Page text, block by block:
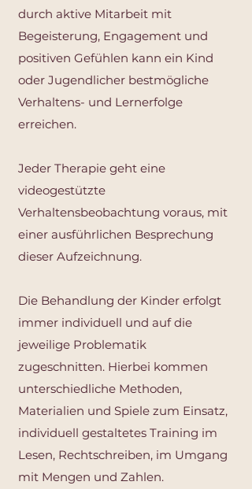
durch aktive Mitarbeit mit
Begeisterung, Engagement und
positiven Gefühlen kann ein Kind
oder Jugendlicher bestmögliche
Verhaltens- und Lernerfolge
erreichen.
Jeder Therapie geht eine
videogestützte
Verhaltensbeobachtung voraus, mit
einer ausführlichen Besprechung
dieser Aufzeichnung.
Die Behandlung der Kinder erfolgt
immer individuell und auf die
jeweilige Problematik
zugeschnitten. Hierbei kommen
unterschiedliche Methoden,
Materialien und Spiele zum Einsatz,
individuell gestaltetes Training im
Lesen, Rechtschreiben, im Umgang
mit Mengen und Zahlen.